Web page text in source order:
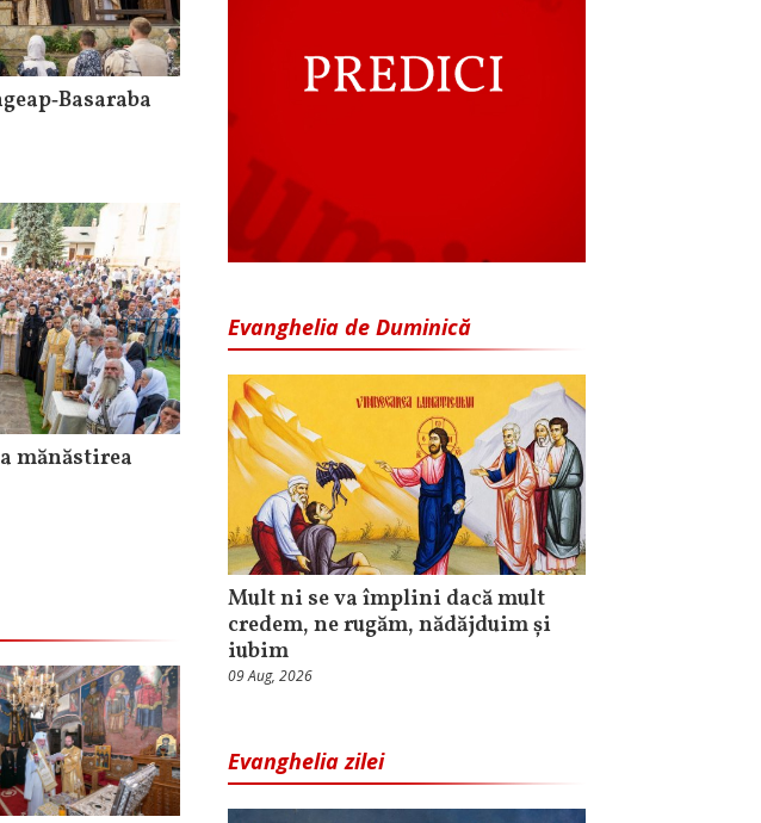
mănăstirea
Evanghelia de Duminică
Mult ni se va împlini dacă mult
credem, ne rugăm, nădăjduim și
iubim
09 Aug, 2026
Evanghelia zilei